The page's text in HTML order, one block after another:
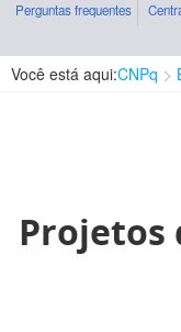
Perguntas frequentes
Você está aqui:CNPq
Projetos